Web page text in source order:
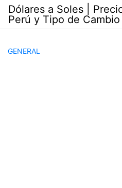
Saltar
contenido
Dólares a Soles |
Perú y Tipo de Cambio
GENERAL